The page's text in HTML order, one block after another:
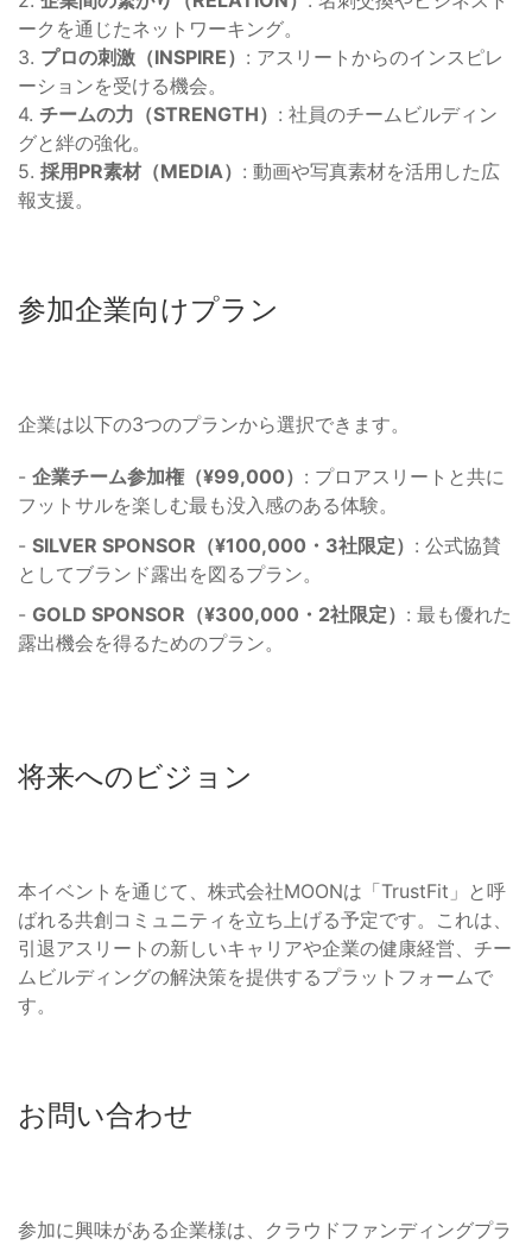
ークを通じたネットワーキング。
3. プロの刺激（INSPIRE） : アスリートからのインスピレ
ーションを受ける機会。
4. チームの力（STRENGTH） : 社員のチームビルディン
グと絆の強化。
5. 採用PR素材（MEDIA） : 動画や写真素材を活用した広
報支援。
参加企業向けプラン
企業は以下の3つのプランから選択できます。
- 企業チーム参加権（¥99,000） : プロアスリートと共に
フットサルを楽しむ最も没入感のある体験。
- SILVER SPONSOR（¥100,000・3社限定） : 公式協賛
としてブランド露出を図るプラン。
- GOLD SPONSOR（¥300,000・2社限定） : 最も優れた
露出機会を得るためのプラン。
将来へのビジョン
本イベントを通じて、株式会社MOONは「TrustFit」と呼
ばれる共創コミュニティを立ち上げる予定です。これは、
引退アスリートの新しいキャリアや企業の健康経営、チー
ムビルディングの解決策を提供するプラットフォームで
す。
お問い合わせ
参加に興味がある企業様は、クラウドファンディングプラ